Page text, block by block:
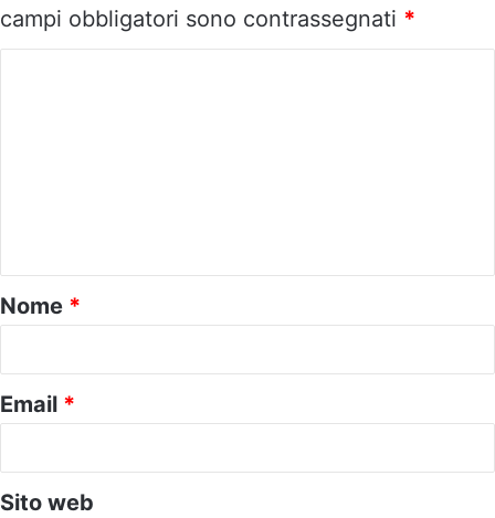
campi obbligatori sono contrassegnati *
o
*
Nome *
Email *
Sito web